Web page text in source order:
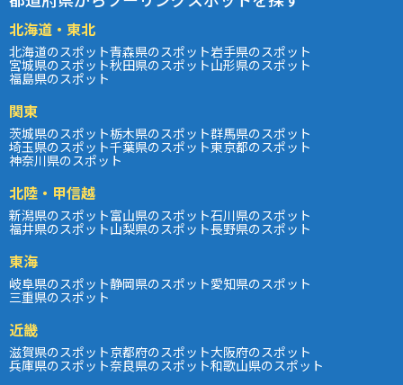
北海道・東北
北海道のスポット青森県のスポット岩手県のスポット
宮城県のスポット秋田県のスポット山形県のスポット
福島県のスポット
関東
茨城県のスポット栃木県のスポット群馬県のスポット
埼玉県のスポット千葉県のスポット東京都のスポット
神奈川県のスポット
北陸・甲信越
新潟県のスポット富山県のスポット石川県のスポット
福井県のスポット山梨県のスポット長野県のスポット
東海
岐阜県のスポット静岡県のスポット愛知県のスポット
三重県のスポット
近畿
滋賀県のスポット京都府のスポット大阪府のスポット
兵庫県のスポット奈良県のスポット和歌山県のスポット